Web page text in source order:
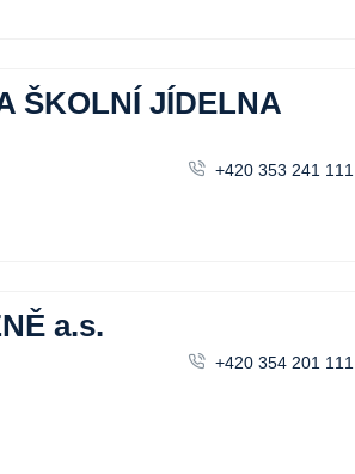
ŠKOLNÍ JÍDELNA
+420 353 241 111
a.s.
+420 354 201 111